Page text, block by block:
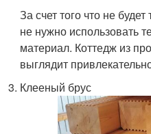
За счет того что не
не нужно использовать
материал. Коттедж из
выглядит
Клееный брус